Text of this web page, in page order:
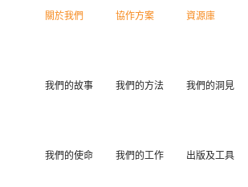
關於我們
我們的故事
我們的使命
協作方案
我們的方法
我們的工作
資源庫
我們的洞見
出版及工具